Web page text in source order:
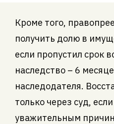
Кроме того,
получить долю в
если пропустил срок
наследство – 6
наследодателя.
только через суд,
уважительным